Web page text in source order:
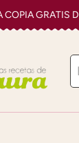
COPIA GRATIS